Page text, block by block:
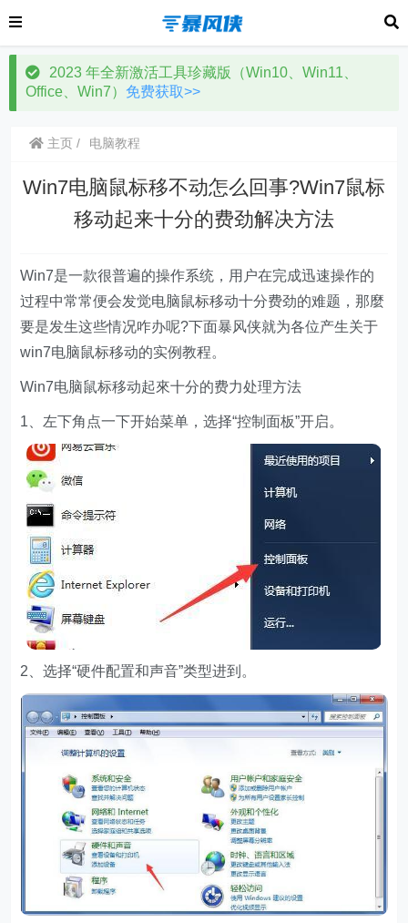
2023 年全新激活工具珍藏版（Win10、Win11、
Office、Win7） 免费获取>>
主页 电脑教程
Win7电脑鼠标移不动怎么回事?Win7鼠标
移动起来十分的费劲解决方法
Win7是一款很普遍的操作系统，用户在完成迅速操作的
过程中常常便会发觉电脑鼠标移动十分费劲的难题，那麼
要是发生这些情况咋办呢?下面暴风侠就为各位产生关于
win7电脑鼠标移动的实例教程。
Win7电脑鼠标移动起來十分的费力处理方法
1、左下角点一下开始菜单，选择“控制面板”开启。
2、选择“硬件配置和声音”类型进到。